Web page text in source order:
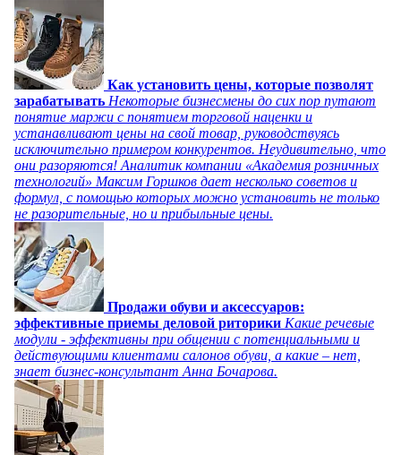
Как установить цены, которые позволят
зарабатывать Некоторые бизнесмены до сих пор путают
понятие маржи с понятием торговой наценки и
устанавливают цены на свой товар, руководствуясь
исключительно примером конкурентов. Неудивительно, что
они разоряются! Аналитик компании «Академия розничных
технологий» Максим Горшков дает несколько советов и
формул, с помощью которых можно установить не только
не разорительные, но и прибыльные цены.
Продажи обуви и аксессуаров:
эффективные приемы деловой риторики Какие речевые
модули - эффективны при общении с потенциальными и
действующими клиентами салонов обуви, а какие – нет,
знает бизнес-консультант Анна Бочарова.